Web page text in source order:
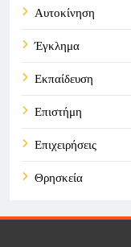
Αυτοκίνηση
Έγκλημα
Εκπαίδευση
Επιστήμη
Επιχειρήσεις
Θρησκεία